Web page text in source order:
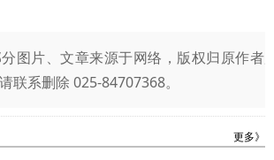
图片、文章来源于网络，版权归原作者
联系删除 025-84707368。
更多》